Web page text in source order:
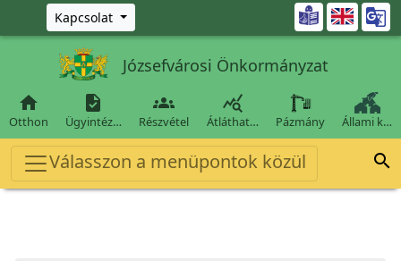
Ugrás a fő tartalomra
Kapcsolat 
Józsefvárosi Önkormányzat

Otthon

Ügyintéz…

Részvétel

Átláthat… Pázmány Állami k…
Válasszon a menüpontok közül 